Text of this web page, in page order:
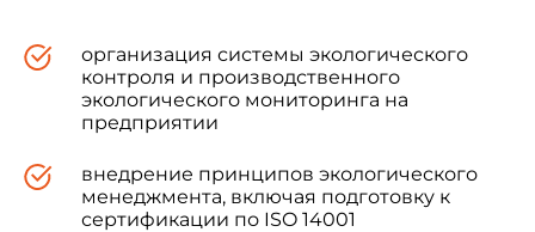
организация системы экологического
контроля и производственного
экологического мониторинга на
предприятии
внедрение принципов экологического
менеджмента, включая подготовку к
сертификации по ISO 14001